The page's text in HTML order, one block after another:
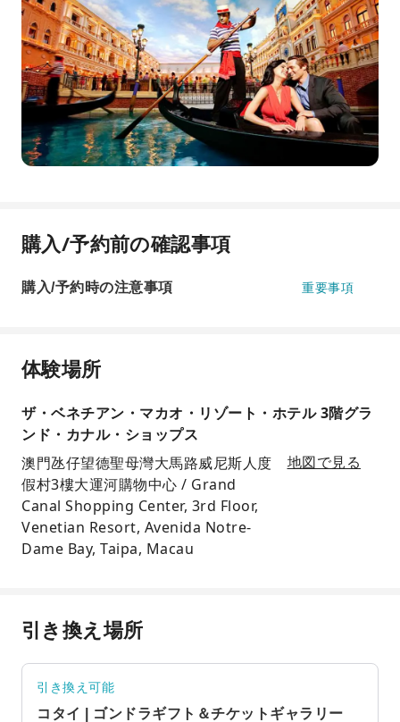
購入/予約前の確認事項
購入/予約時の注意事項 重要事項
体験場所
ザ・ベネチアン・マカオ・リゾート・ホテル 3階グラ
ンド・カナル・ショップス
澳門氹仔望德聖母灣大馬路威尼斯人度
假村3樓大運河購物中心 / Grand
Canal Shopping Center, 3rd Floor,
Venetian Resort, Avenida Notre-
Dame Bay, Taipa, Macau
地図で見る
引き換え場所
引き換え可能
コタイ | ゴンドラギフト＆チケットギャラリー